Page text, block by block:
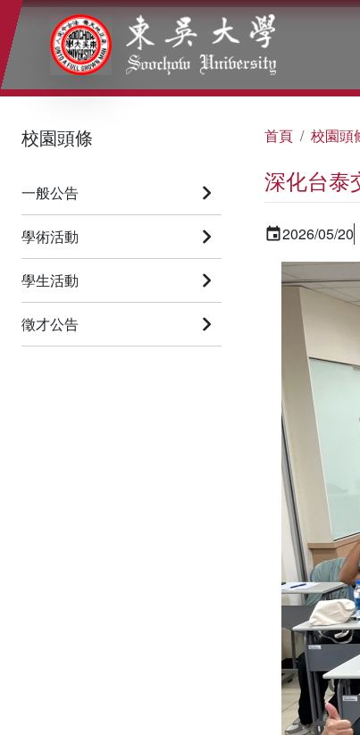
:::
校園頭條
一般公告
學術活動
學生活動
徵才公告
首頁 校園頭
深化台泰
2026/05/20